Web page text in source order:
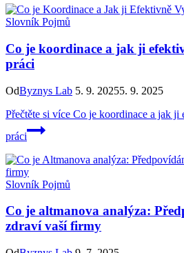
Slovník Pojmů
Co je koordinace a jak ji
práci
OdByznys Lab 5. 9. 20255. 9. 2025
Přečtěte si více Co je koordinace a jak
práci
Slovník Pojmů
Co je altmanova analýza:
zdraví vaší firmy